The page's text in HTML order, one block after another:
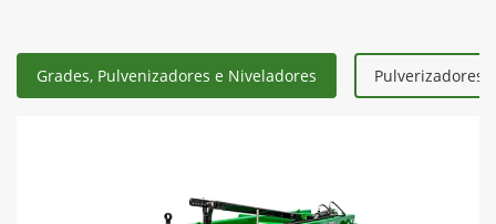
Grades, Pulvenizadores e Niveladores Pulverizadores